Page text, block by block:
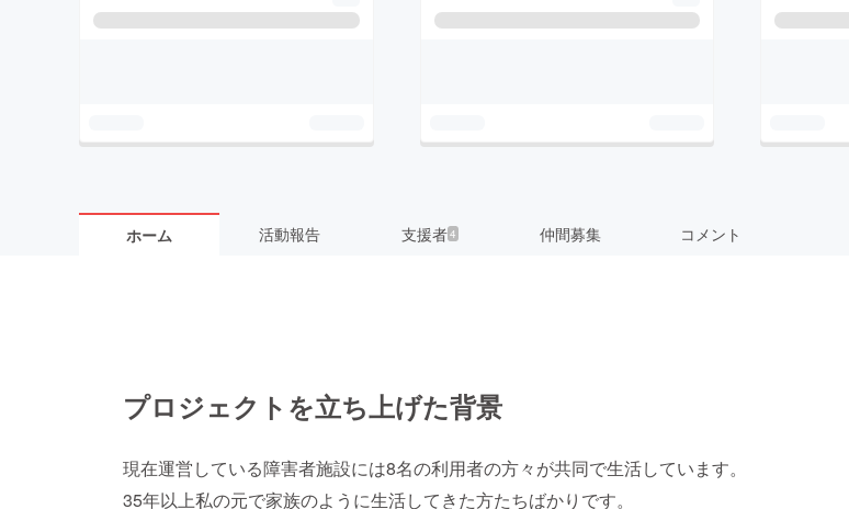
ホーム 活動報告 支援者4 仲間募集 コメント
プロジェクトを立ち上げた背景
現在運営している障害者施設には8名の利用者の方々が共同で生活しています。
35年以上私の元で家族のように生活してきた方たちばかりです。